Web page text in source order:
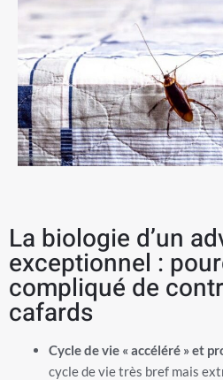
La biologie d’un
exceptionnel :
compliqué de
cafards
Cycle de vie « accéléré » et
cycle de vie très bref mais